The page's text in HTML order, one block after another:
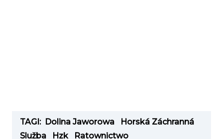
TAGI: Dolina Jaworowa
Horská Záchranná
Služba
Hzk Ratownictwo